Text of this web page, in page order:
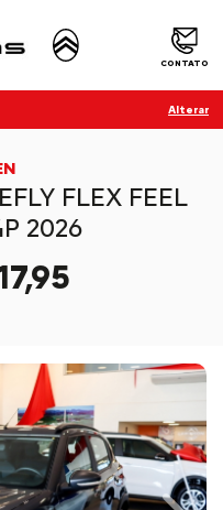
CONTATO
Alterar
FLEX FEEL
2026